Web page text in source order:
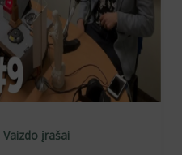
Vaizdo įrašai